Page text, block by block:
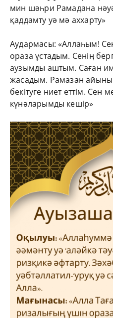
мин шәһри Рамадана
қаддамту уә мә аххарту»
Аудармасы: «Аллаһым!
ораза ұстадым. Сенің
аузымды аштым. Саған
жасадым. Рамазан
бекітуге ниет еттім. Сен
күнәларымды кешір»